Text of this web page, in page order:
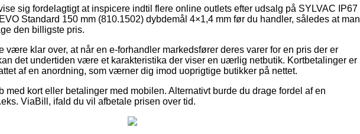
sig fordelagtigt at inspicere indtil flere online outlets efter udsalg på SYLVAC IP67
Standard 150 mm (810.1502) dybdemål 4×1,4 mm før du handler, således at man
den billigste pris.
være klar over, at når en e-forhandler markedsfører deres varer for en pris der er
det undertiden være et karakteristika der viser en uærlig netbutik. Kortbetalinger er
af en anordning, som værner dig imod uoprigtige butikker på nettet.
med kort eller betalinger med mobilen. Alternativt burde du drage fordel af en
ViaBill, ifald du vil afbetale prisen over tid.